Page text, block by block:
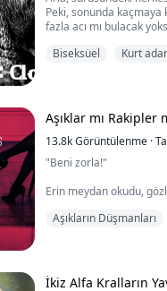
Peki, sonunda
fazla acı mı bulacak
Damien, Alfa varisi,
söylediklerinde ne
Biseksüel Kurt
Aşıklar mı Rakipler
13.8kGörüntülenme ·
"Beni zorla!"
Erin meydan okudu,
Braden, Erin'e bakarken
Aşıkların Düşmanları
İkiz Alfa Kralların